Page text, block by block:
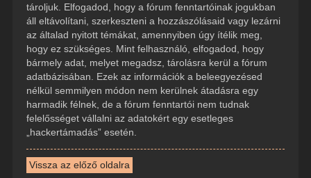
tároljuk. Elfogadod, hogy a fórum fenntartóinak jogukban
áll eltávolítani, szerkeszteni a hozzászólásaid vagy lezárni
az általad nyitott témákat, amennyiben úgy ítélik meg,
hogy ez szükséges. Mint felhasználó, elfogadod, hogy
bármely adat, melyet megadsz, tárolásra kerül a fórum
adatbázisában. Ezek az információk a beleegyezésed
nélkül semmilyen módon nem kerülnek átadásra egy
harmadik félnek, de a fórum fenntartói nem tudnak
felelősséget vállalni az adatokért egy esetleges
„hackertámadás” esetén.
Vissza az előző oldalra